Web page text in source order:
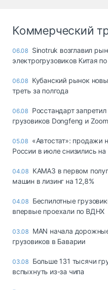
Коммерческий
06.08 Sinotruk возглавил
электрогрузовиков Китая
06.08 Кубанский рынок
треть за полгода
06.08 Росстандарт
грузовиков Dongfeng и
05.08 «Автостат»: продажи
России в июле снизились на
04.08 КАМАЗ в первом
машин в лизинг на 12,8%
04.08 Беспилотные
впервые проехали по ВДНХ
03.08 MAN начала
грузовиков в Баварии
03.08 Больше 131 тысячи
вспыхнуть из-за чипа